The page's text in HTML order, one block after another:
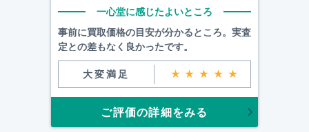
一心堂に感じたよいところ
事前に買取価格の目安が分かるところ。実査
定との差もなく良かったです。
大変満足 ★★★★★
ご評価の詳細をみる